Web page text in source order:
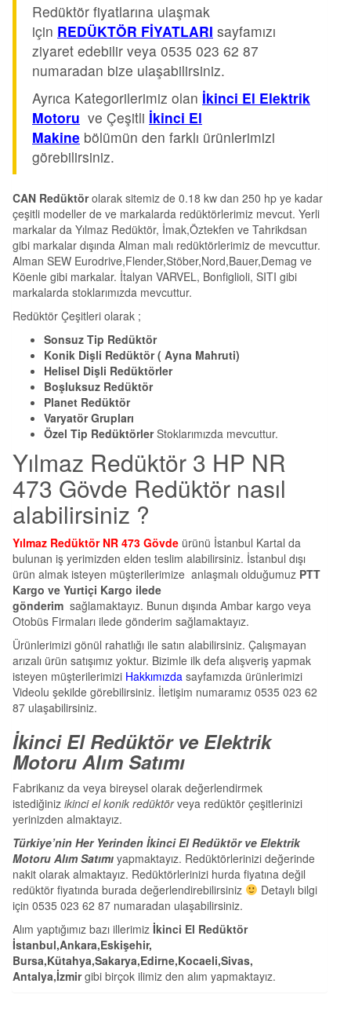
Redüktör fiyatlarına ulaşmak
için REDÜKTÖR FİYATLARI sayfamızı
ziyaret edebilir veya 0535 023 62 87
numaradan bize ulaşabilirsiniz.
Ayrıca Kategorilerimiz olan İkinci El Elektrik
Motoru ve Çeşitli İkinci El
Makine bölümün den farklı ürünlerimizi
görebilirsiniz.
CAN Redüktörolarak sitemiz de 0.18 kw dan 250 hp ye kadar
çeşitli modeller de ve markalarda redüktörlerimiz mevcut. Yerli
markalar da Yılmaz Redüktör, İmak,Öztekfen ve Tahrikdsan
gibi markalar dışında Alman malı redüktörlerimiz de mevcuttur.
Alman SEW Eurodrive,Flender,Stöber,Nord,Bauer,Demag ve
Köenle gibi markalar. İtalyan VARVEL, Bonfiglioli, SITI gibi
markalarda stoklarımızda mevcuttur.
Redüktör Çeşitleri olarak ;
Sonsuz Tip Redüktör
Konik Dişli Redüktör ( Ayna Mahruti)
Helisel Dişli Redüktörler
Boşluksuz Redüktör
Planet Redüktör
Varyatör Grupları
Özel Tip RedüktörlerStoklarımızda mevcuttur.
Yılmaz Redüktör 3 HP NR
473 Gövde Redüktör nasıl
alabilirsiniz ?
Yılmaz Redüktör NR 473 Gövde ürünü İstanbul Kartal da
bulunan iş yerimizden elden teslim alabilirsiniz. İstanbul dışı
ürün almak isteyen müşterilerimize anlaşmalı olduğumuz PTT
Kargo ve Yurtiçi Kargo ilede
gönderim sağlamaktayız. Bunun dışında Ambar kargo veya
Otobüs Firmaları ilede gönderim sağlamaktayız.
Ürünlerimizi gönül rahatlığı ile satın alabilirsiniz. Çalışmayan
arızalı ürün satışımız yoktur. Bizimle ilk defa alışveriş yapmak
isteyen müşterilerimizi Hakkımızda sayfamızda ürünlerimizi
Videolu şekilde görebilirsiniz. İletişim numaramız 0535 023 62
87 ulaşabilirsiniz.
İkinci El Redüktör ve Elektrik
Motoru Alım Satımı
Fabrikanız da veya bireysel olarak değerlendirmek
istediğiniz ikinci el konik redüktörveya redüktör çeşitlerinizi
yerinizden almaktayız.
Türkiye’nin Her Yerinden İkinci El Redüktör ve Elektrik
Motoru Alım Satımı yapmaktayız. Redüktörlerinizi değerinde
nakit olarak almaktayız. Redüktörlerinizi hurda fiyatına değil
redüktör fiyatında burada değerlendirebilirsiniz
Detaylı bilgi
için 0535 023 62 87 numaradan ulaşabilirsiniz.
Alım yaptığımız bazı illerimiz İkinci El Redüktör
İstanbul,Ankara,Eskişehir,
Bursa,Kütahya,Sakarya,Edirne,Kocaeli,Sivas,
Antalya,İzmirgibi birçok ilimiz den alım yapmaktayız.